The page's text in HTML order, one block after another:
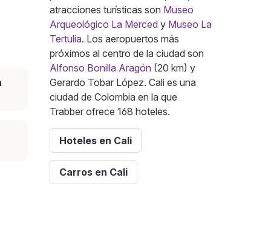
atracciones turísticas son Museo
Arqueológico La Merced y Museo La
Tertulia. Los aeropuertos más
próximos al centro de la ciudad son
Alfonso Bonilla Aragón (20 km) y
Gerardo Tobar López. Cali es una
ciudad de Colombia en la que
Trabber ofrece 168 hoteles.
Hoteles en Cali
Carros en Cali